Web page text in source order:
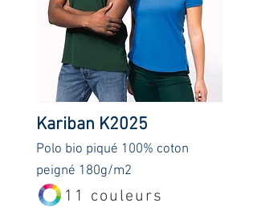
Kariban K2025
Polo bio piqué 100% coton
peigné 180g/m2
11 couleurs